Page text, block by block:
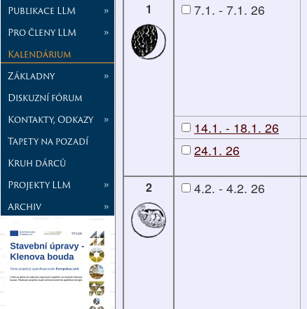
Publikace LLM
»
Pro členy LLM
»
Kalendárium
Základny
»
Diskuzní fórum
Kontakty, Odkazy
»
Tapety na pozadí
Kruh dárců
Projekty LLM
»
Archiv
»
1
7.1. - 7.1. 26
14.1. - 18.1. 26
24.1. 26
2 4.2. - 4.2. 26